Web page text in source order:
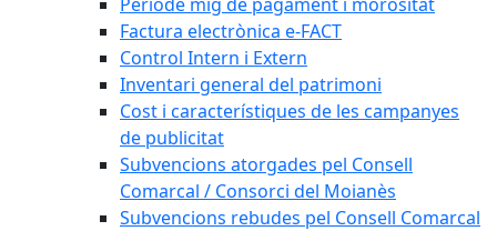
Factura electrònica e-FACT
Control Intern i Extern
Inventari general del patrimoni
Cost i característiques de les campanyes
de publicitat
Subvencions atorgades pel Consell
Comarcal / Consorci del Moianès
Subvencions rebudes pel Consell Comarcal